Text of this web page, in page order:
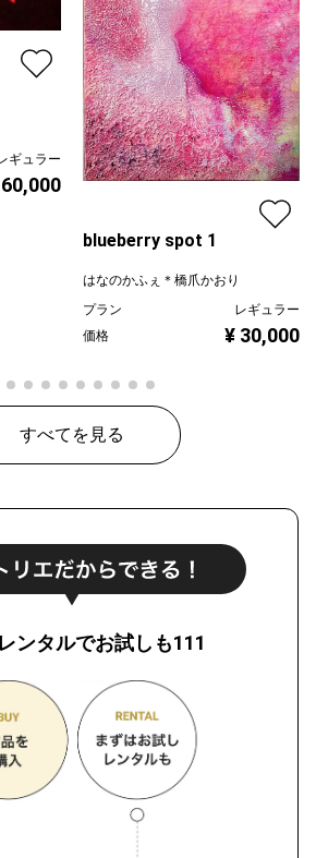
ギュラー
blueberry spot 1
はなのかふぇ＊橋爪かおり
プラン
レギュラー
価格
¥ 30,000
すべてを見る
ンタルでお試しも111